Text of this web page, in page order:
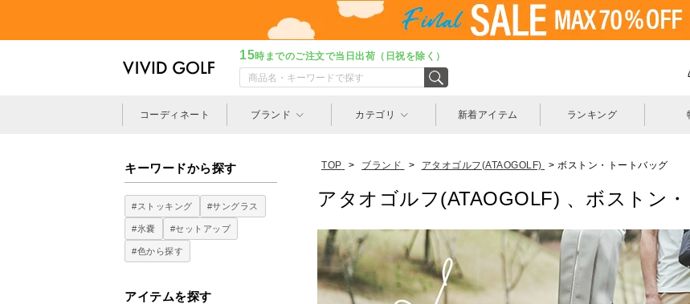
15時までのご注文で当日出荷（日祝を除く）
コーディネート ブランド カテゴリ 新着アイテム ランキング
キーワードから探す
#ストッキング #サングラス
#氷嚢 #セットアップ
#色から探す
アイテムを探す
TOP > ブランド > アタオゴルフ(ATAOGOLF) > ボストン・トートバッグ
アタオゴルフ(ATAOGOLF) 、ボストン